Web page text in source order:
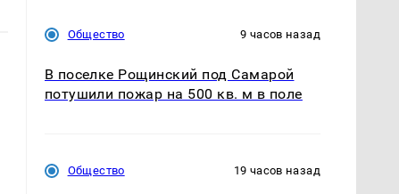
Общество 9 часов назад
В поселке Рощинский под Самарой
потушили пожар на 500 кв. м в поле
Общество 19 часов назад